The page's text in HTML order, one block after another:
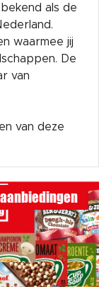
als de
waarmee jij
De
van
van deze